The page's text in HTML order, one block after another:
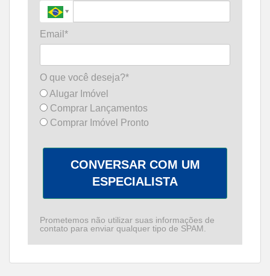
Email*
O que você deseja?*
Alugar Imóvel
Comprar Lançamentos
Comprar Imóvel Pronto
CONVERSAR COM UM
ESPECIALISTA
Prometemos não utilizar suas informações de
contato para enviar qualquer tipo de SPAM.